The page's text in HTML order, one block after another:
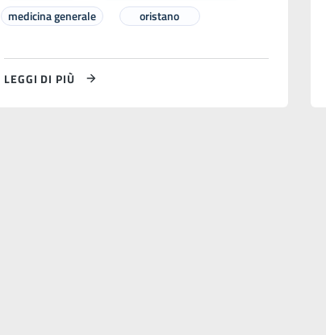
medicina generale
oristano
LEGGI DI PIÙ